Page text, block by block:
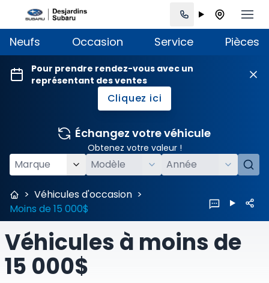
Neufs Occasion Service Pièces
Pour prendre rendez-vous avec un
représentant des ventes
Cliquez ici
Échangez votre véhicule
Obtenez votre valeur !
> Véhicules d'occasion >
Moins de 15 000$
Véhicules à moins de
15 000$